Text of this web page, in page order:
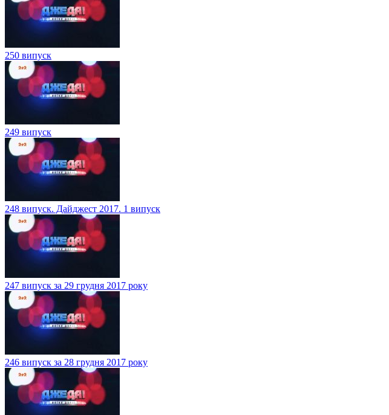
250 випуск
249 випуск
248 випуск. Дайджест 2017. 1 випуск
247 випуск за 29 грудня 2017 року
246 випуск за 28 грудня 2017 року